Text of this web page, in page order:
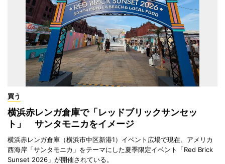
買う
横浜赤レンガ倉庫で「レッドブリックサンセッ
ト」 サンタモニカをイメージ
横浜赤レンガ倉庫（横浜市中区新港1）イベント広場で現在、アメリカ
西海岸「サンタモニカ」をテーマにした夏季限定イベント「Red Brick
Sunset 2026」が開催されている。